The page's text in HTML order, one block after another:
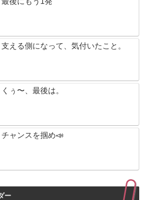
支える側になって、気付いたこと。
くぅ〜、最後は。
チャンスを掴め📣
ー